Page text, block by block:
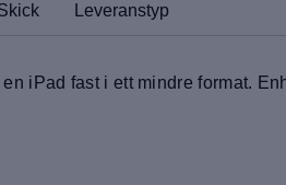
Leveranstyp
iPad fast i ett mindre format.